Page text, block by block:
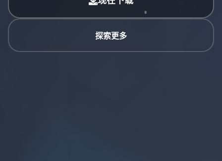
探索更多